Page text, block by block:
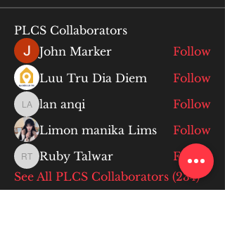
PLCS Collaborators
John Marker
Follow
Luu Tru Dia Diem
Follow
lan anqi
lan anqi
Follow
Limon manika Lims
Follow
Ruby Talwar
Ruby Talwar
Follow
See All PLCS Collaborators (234)